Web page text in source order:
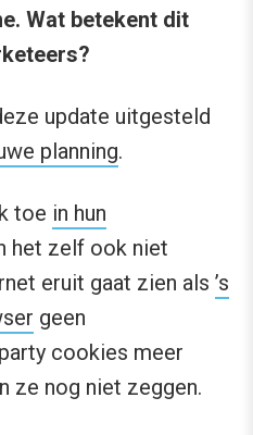
Wat betekent dit
update uitgesteld
planning.
toe in hun
het zelf ook niet
eruit gaat zien als ’s
geen
cookies meer
ze nog niet zeggen.